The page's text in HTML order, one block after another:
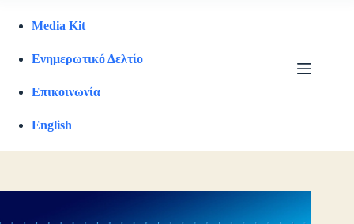
Media Kit
Ενημερωτικό Δελτίο
Επικοινωνία
English